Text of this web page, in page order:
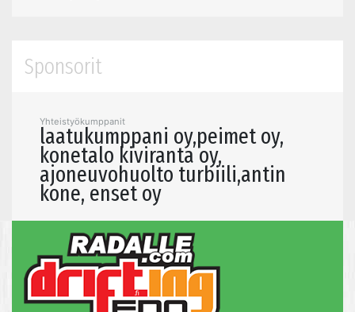
Sponsorit
Yhteistyökumppanit
laatukumppani oy,peimet oy,
konetalo kiviranta oy,
ajoneuvohuolto turbiili,antin
kone, enset oy